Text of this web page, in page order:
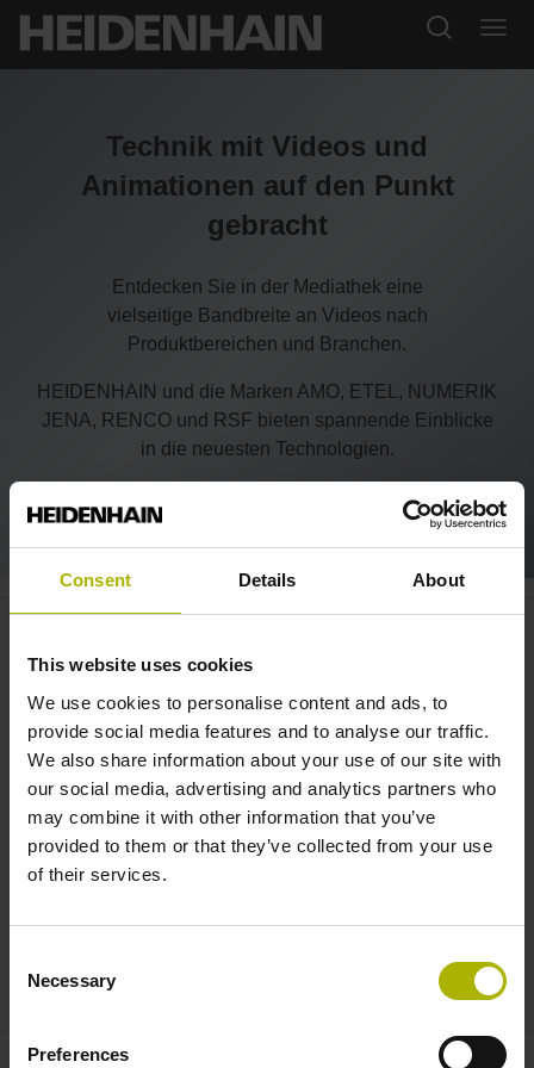
Consent Details About
This website uses cookies
We use cookies to personalise content and ads, to
provide social media features and to analyse our traffic.
We also share information about your use of our site with
our social media, advertising and analytics partners who
may combine it with other information that you’ve
provided to them or that they’ve collected from your use
of their services.
Selection
Necessary
Preferences
Technik mit Videos und
Animationen auf den Punkt
gebracht
Entdecken Sie in der Mediathek eine
vielseitige Bandbreite an Videos nach
Produktbereichen und Branchen.
HEIDENHAIN und die Marken AMO, ETEL, NUMERIK
JENA, RENCO und RSF bieten spannende Einblicke
in die neuesten Technologien.
Medical tech & lab automation:
making technologies possible |
HEIDENHAIN